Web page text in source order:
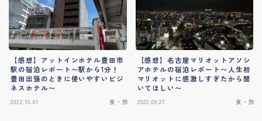
コーチング体験談
美術展
芸術祭
ジブリ
【感想】アットインホテル豊田市
駅の宿泊レポート〜駅から1分！
豊田出張のときに使いやすいビジ
ネスホテル〜
2022.10.01 食・旅
【感想】名古屋マリオットアソシ
アホテルの宿泊レポート〜人生初
マリオットに感激しすぎたから聞
いてほしい〜
2022.09.27 食・旅